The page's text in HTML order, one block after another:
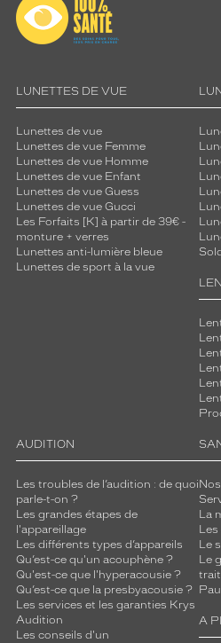
LUNETTES DE VUE
Lunettes de vue
Lunettes de vue Femme
Lunettes de vue Homme
Lunettes de vue Enfant
Lunettes de vue Guess
Lunettes de vue Gucci
Les Forfaits [K] à partir de 39€ -
monture + verres
Lunettes anti-lumière bleue
Lunettes de sport à la vue
AUDITION
Les troubles de l’audition : de quoi
parle-t-on ?
Les grandes étapes de
l'appareillage
Les différents types d’appareils
Qu’est-ce qu'un acouphène ?
Qu'est-ce que l'hyperacousie ?
Qu’est-ce que la presbyacousie ?
Les services et les garanties Krys
Audition
Les conseils d'un
La
Le
Le
A